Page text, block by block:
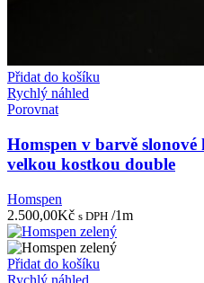
Přidat do košíku
Rychlý náhled
Porovnat
Homspen v barvě slonové
velkou kostkou double
Homspen
2.500,00Kč s DPH /1m
Přidat do košíku
Rychlý náhled